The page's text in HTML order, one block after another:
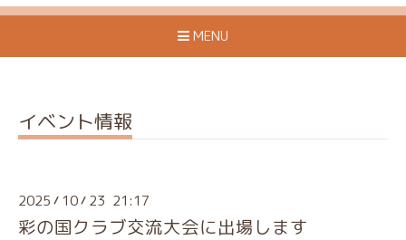
MENU
イベント情報
2025 / 10/ 23 21:17
彩の国クラブ交流大会に出場します